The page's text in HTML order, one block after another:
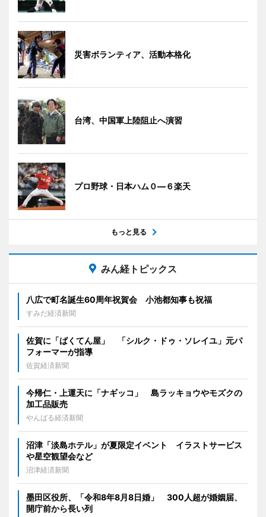
災害ボランティア、活動本格化
台湾、中国軍上陸阻止へ演習
プロ野球・日本ハム０―６楽天
もっと見る
みん経トピックス
八広で町名誕生60周年祝賀会 小池都知事も祝福
すみだ経済新聞
佐賀に「ばくてん屋」 「シルク・ドゥ・ソレイユ」元パ
フォーマーが指導
佐賀経済新聞
今帰仁・上運天に「ナギッコ」 島ラッキョウやモズクの
加工品販売
やんばる経済新聞
沼津「淡島ホテル」が夏限定イベント イラストサービス
や星空観望会など
沼津経済新聞
墨田区役所、「令和8年8月8日婚」 300人超が婚姻届、
開庁前から長い列